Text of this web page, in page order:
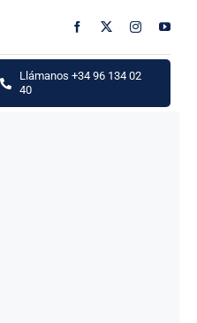
Llámanos +34 96 134 02
40